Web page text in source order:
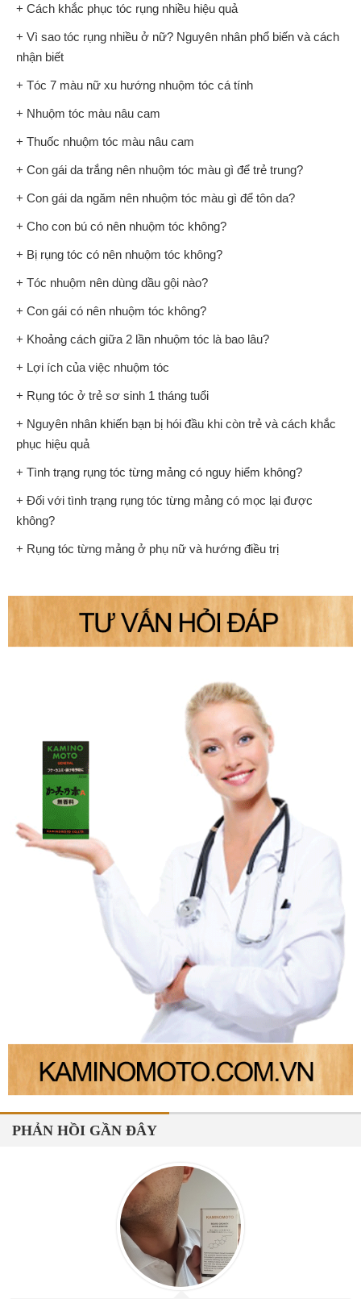
+ Cách khắc phục tóc rụng nhiều hiệu quả
+ Vì sao tóc rụng nhiều ở nữ? Nguyên nhân phổ biến và cách
nhận biết
+ Tóc 7 màu nữ xu hướng nhuộm tóc cá tính
+ Nhuộm tóc màu nâu cam
+ Thuốc nhuộm tóc màu nâu cam
+ Con gái da trắng nên nhuộm tóc màu gì để trẻ trung?
+ Con gái da ngăm nên nhuộm tóc màu gì để tôn da?
+ Cho con bú có nên nhuộm tóc không?
+ Bị rụng tóc có nên nhuộm tóc không?
+ Tóc nhuộm nên dùng dầu gội nào?
+ Con gái có nên nhuộm tóc không?
+ Khoảng cách giữa 2 lần nhuộm tóc là bao lâu?
+ Lợi ích của việc nhuộm tóc
+ Rụng tóc ở trẻ sơ sinh 1 tháng tuổi
+ Nguyên nhân khiến bạn bị hói đầu khi còn trẻ và cách khắc
phục hiệu quả
+ Tình trạng rụng tóc từng mảng có nguy hiểm không?
+ Đối với tình trạng rụng tóc từng mảng có mọc lại được
không?
+ Rụng tóc từng mảng ở phụ nữ và hướng điều trị
PHẢN HỒI GẦN ĐÂY
Công Minh
Tóc mình trước đây sợi mỏng rụng khá nhiều, da đầu nhờn rất khó
chịu, sau khi sử dụng bộ sản phẩm Kaminomoto General Hair Growth
tóc mình đã mọc nhiều và dày hơn. Nghe theo tư vấn của shop sau
khi tóc hồi phục mình đã cắt ngắn đi để tóc mới mọc đều và đẹp hơn.